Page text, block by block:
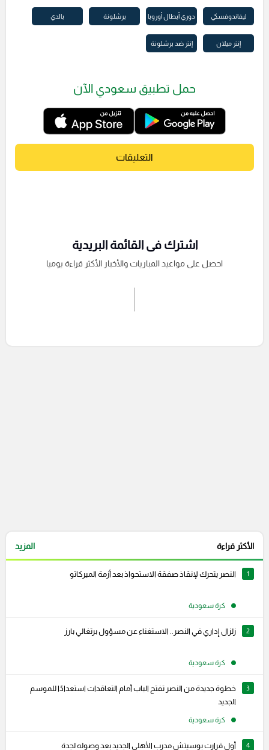
ليفاندوفسكي دوري أبطال أوروبا برشلونة بالدي
إنتر ميلان إنتر ضد برشلونة
حمل تطبيق سعودي الآن
التعليقات
اشترك فى القائمة البريدية
احصل على مواعيد المباريات والأخبار الأكثر قراءة يوميا
الأكثر قراءة المزيد
1 النصر يتحرك لإنقاذ صفقة الاستحواذ بعد أزمة الميركاتو
كرة سعودية
2 زلزال إداري في النصر.. الاستغناء عن مسؤول برتغالي بارز
كرة سعودية
3
خطوة جديدة من النصر تفتح الباب أمام التعاقدات استعدادًا للموسم
الجديد
كرة سعودية
4 أول قرارت بوسيتش مدرب الأهلي الجديد بعد وصوله لجدة